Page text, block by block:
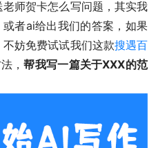
师贺卡怎么写问题，其实我
者ai给出我们的答案，如果
妨免费试试我们这款搜遇百
，帮我写一篇关于XXX的范